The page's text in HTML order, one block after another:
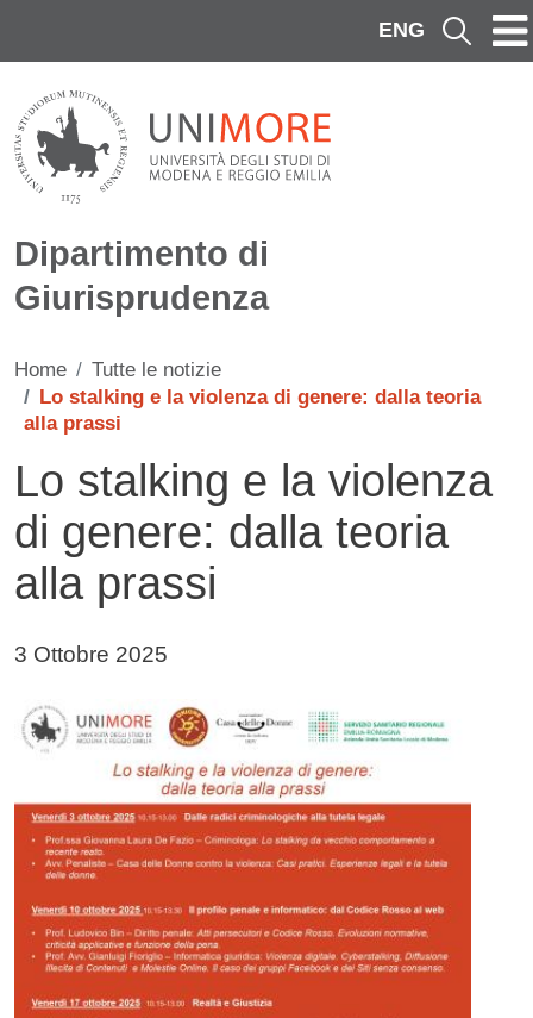
ENG Cerca
Dipartimento di
Giurisprudenza
Home
Tutte le notizie
Lo stalking e la violenza di genere: dalla teoria
alla prassi
Lo stalking e la violenza
di genere: dalla teoria
alla prassi
Data di pubblicazione della notizia
3 Ottobre 2025
Immagine notizia
Immagine
Testo notizia